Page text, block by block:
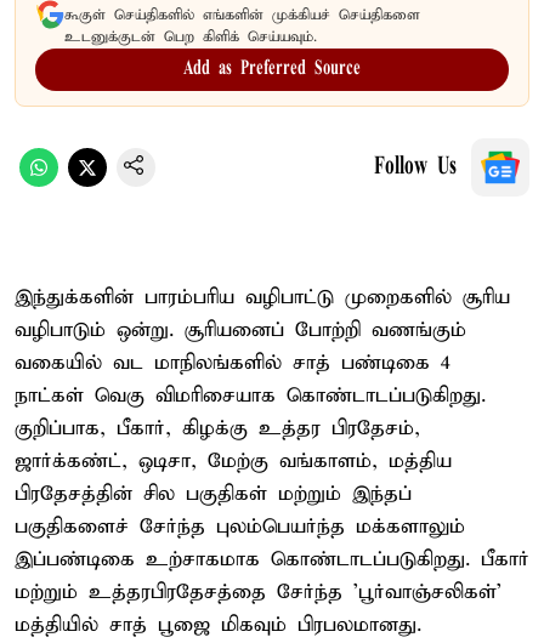
கூகுள் செய்திகளில் எங்களின் முக்கியச் செய்திகளை
உடனுக்குடன் பெற கிளிக் செய்யவும்.
Add as Preferred Source
Follow Us
இந்துக்களின் பாரம்பரிய வழிபாட்டு முறைகளில் சூரிய
வழிபாடும் ஒன்று. சூரியனைப் போற்றி வணங்கும்
வகையில் வட மாநிலங்களில் சாத் பண்டிகை 4
நாட்கள் வெகு விமரிசையாக கொண்டாடப்படுகிறது.
குறிப்பாக, பீகார், கிழக்கு உத்தர பிரதேசம்,
ஜார்க்கண்ட், ஒடிசா, மேற்கு வங்காளம், மத்திய
பிரதேசத்தின் சில பகுதிகள் மற்றும் இந்தப்
பகுதிகளைச் சேர்ந்த புலம்பெயர்ந்த மக்களாலும்
இப்பண்டிகை உற்சாகமாக கொண்டாடப்படுகிறது. பீகார்
மற்றும் உத்தரபிரதேசத்தை சேர்ந்த 'பூர்வாஞ்சலிகள்'
மத்தியில் சாத் பூஜை மிகவும் பிரபலமானது.